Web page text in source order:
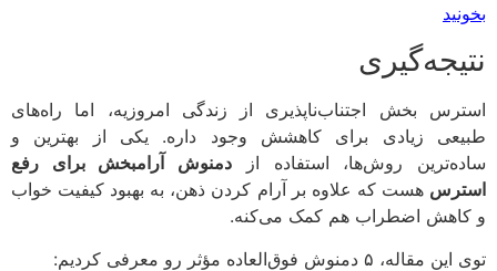
بخش اجتناب‌ناپذیری از زندگی امروزیه، اما راه‌های
زیادی برای کاهشش وجود داره. یکی از بهترین و
روش‌ها، استفاده از
دمنوش آرامبخش برای رفع
هست که علاوه بر آرام کردن ذهن، به بهبود کیفیت خواب
اضطراب هم کمک می‌کنه.
۵ دمنوش فوق‌العاده مؤثر رو معرفی کردیم: